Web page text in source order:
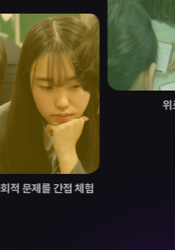
간접 체험
위로가 되는